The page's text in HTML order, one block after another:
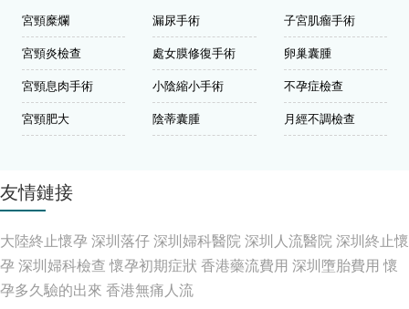
宮頸糜爛
宮頸炎檢查
宮頸息肉手術
宮頸肥大
漏尿手術
處女膜修復手術
小陰縮小手術
陰蒂囊腫
子宮肌瘤手術
卵巢囊腫
不孕症檢查
月經不調檢查
友情鏈接
大陸終止懷孕 深圳落仔深圳婦科醫院深圳人流醫院深圳終止懷
孕 深圳婦科檢查 懷孕初期症狀 香港藥流費用 深圳墮胎費用 懷
孕多久驗的出來 香港無痛人流